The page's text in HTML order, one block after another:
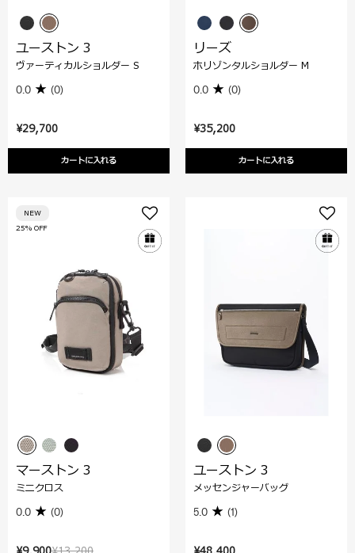
¥29,700
カートに入れる
ユーストン 3
ヴァーティカルショルダー S
0.0 (0)
¥35,200
カートに入れる
リーズ
ホリゾンタルショルダー M
0.0 (0)
25% OFF
NEW
マーストン 3
ミニクロス
0.0 (0)
ユーストン 3
メッセンジャーバッグ
5.0 (1)